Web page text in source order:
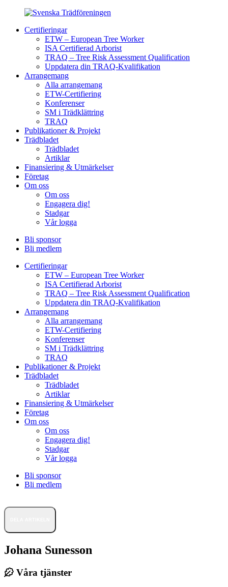
Certifieringar
ETW – European Tree Worker
ISA Certifierad Arborist
TRAQ – Tree Risk Assessment Qualification
Uppdatera din TRAQ-Kvalifikation
Arrangemang
Alla arrangemang
ETW-Certifiering
Konferenser
SM i Trädklättring
TRAQ
Publikationer & Projekt
Trädbladet
Trädbladet
Artiklar
Finansiering & Utmärkelser
Företag
Om oss
Om oss
Engagera dig!
Stadgar
Vår logga
Bli sponsor
Bli medlem
Certifieringar
ETW – European Tree Worker
ISA Certifierad Arborist
TRAQ – Tree Risk Assessment Qualification
Uppdatera din TRAQ-Kvalifikation
Arrangemang
Alla arrangemang
ETW-Certifiering
Konferenser
SM i Trädklättring
TRAQ
Publikationer & Projekt
Trädbladet
Trädbladet
Artiklar
Finansiering & Utmärkelser
Företag
Om oss
Om oss
Engagera dig!
Stadgar
Vår logga
Bli sponsor
Bli medlem
Johana Sunesson
Våra tjänster